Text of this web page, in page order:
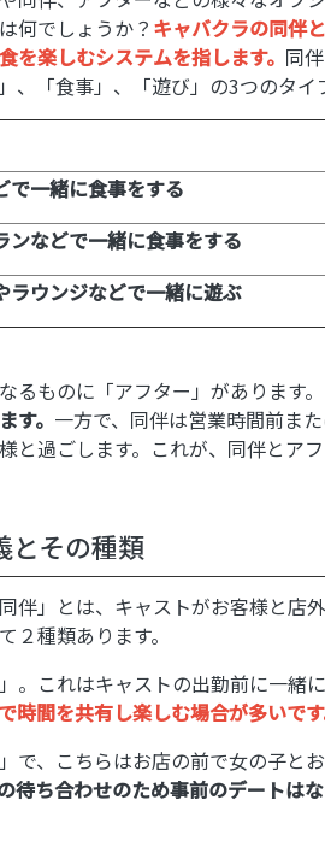
何でしょうか？ キャバクラの同伴
を楽しむシステムを指します。 同
、「食事」、「遊び」の3つのタイ
で一緒に食事をする
ンなどで一緒に食事をする
ラウンジなどで一緒に遊ぶ
るものに「アフター」があります。
す。 一方で、同伴は営業時間前ま
と過ごします。これが、同伴とアフ
とその種類
伴」とは、キャストがお客様と店
２種類あります。
。これはキャストの出勤前に一緒
時間を共有し楽しむ場合が多いです
で、こちらはお店の前で女の子と
待ち合わせのため事前のデートは